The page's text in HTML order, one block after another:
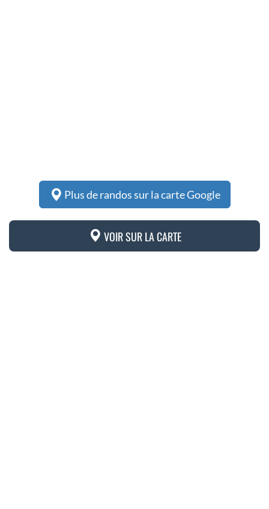
Plus de randos sur la carte Google
VOIR SUR LA CARTE